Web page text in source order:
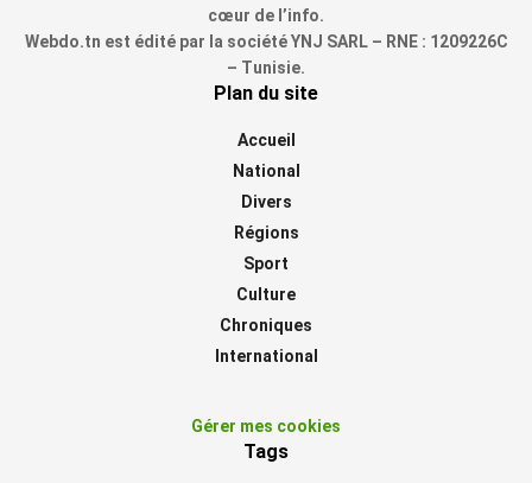
cœur de l’info.
Webdo.tn est édité par la société YNJ SARL – RNE : 1209226C
– Tunisie.
Plan du site
Accueil
National
Divers
Régions
Sport
Culture
Chroniques
International
Gérer mes cookies
Tags